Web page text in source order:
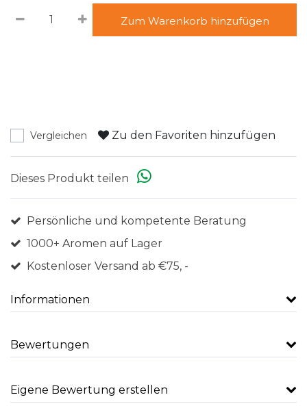
Zum Warenkorb hinzufügen
Vergleichen Zu den Favoriten hinzufügen
Dieses Produkt teilen
Persönliche und kompetente Beratung
1000+ Aromen auf Lager
Kostenloser Versand ab €75, -
Informationen
Bewertungen
Eigene Bewertung erstellen